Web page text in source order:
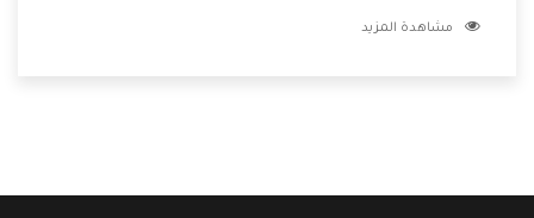
وتقدم للعملاء أقوى العروض والخصومات التى تسهل على
مشاهدة المزيد